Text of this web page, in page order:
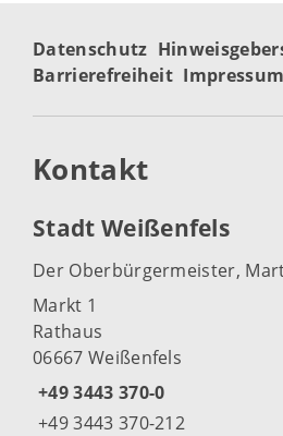
Datenschutz
Barrierefreiheit Impressum
Kontakt
Stadt Weißenfels
Der Oberbürgermeister,
Markt 1
Rathaus
06667 Weißenfels
+49 3443 370-0
+49 3443 370-212